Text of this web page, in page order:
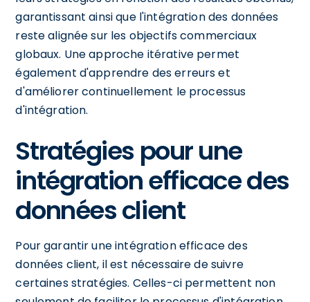
garantissant ainsi que l'intégration des données
reste alignée sur les objectifs commerciaux
globaux. Une approche itérative permet
également d'apprendre des erreurs et
d'améliorer continuellement le processus
d'intégration.
Stratégies pour une
intégration efficace des
données client
Pour garantir une intégration efficace des
données client, il est nécessaire de suivre
certaines stratégies. Celles-ci permettent non